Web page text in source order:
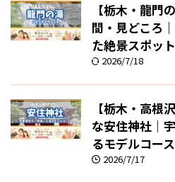
【栃木・龍門
間・見どころ
た絶景スポット
2026/7/18
【栃木・高根
な安住神社｜
るモデルコース
2026/7/17